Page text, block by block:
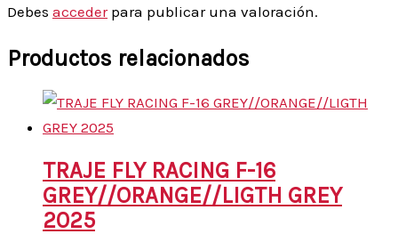
Debes accederpara publicar una valoración.
Productos relacionados
TRAJE FLY RACING F-16
GREY//ORANGE//LIGTH GREY
2025